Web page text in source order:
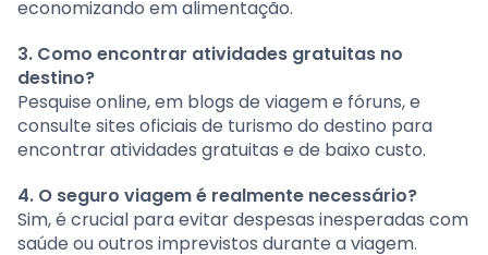
economizando em alimentação.
3. Como encontrar atividades gratuitas no
destino?
Pesquise online, em blogs de viagem e fóruns, e
consulte sites oficiais de turismo do destino para
encontrar atividades gratuitas e de baixo custo.
4. O seguro viagem é realmente necessário?
Sim, é crucial para evitar despesas inesperadas com
saúde ou outros imprevistos durante a viagem.